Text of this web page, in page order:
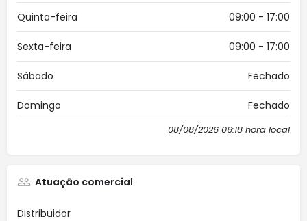
Quinta-feira 09:00 - 17:00
Sexta-feira 09:00 - 17:00
Sábado Fechado
Domingo Fechado
08/08/2026 06:18 hora local
Atuação comercial
Distribuidor